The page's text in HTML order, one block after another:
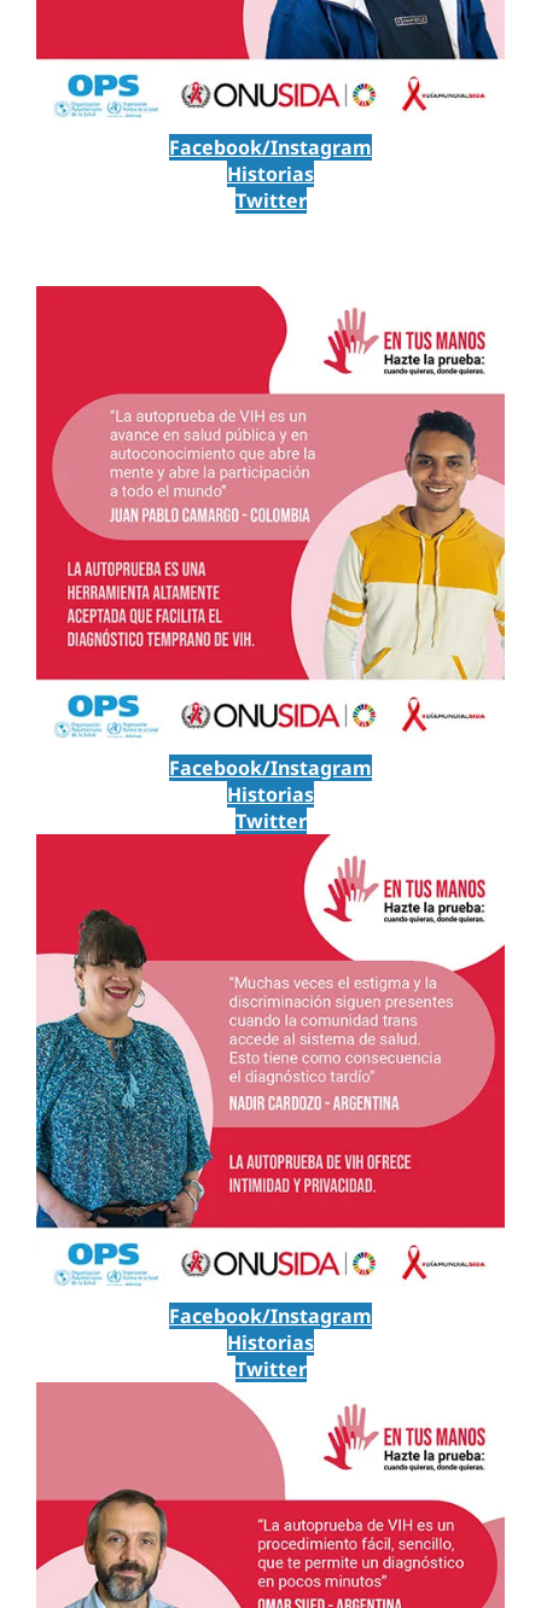
Facebook/Instagram
Historias
Twitter
Facebook/Instagram
Historias
Twitter
Facebook/Instagram
Historias
Twitter